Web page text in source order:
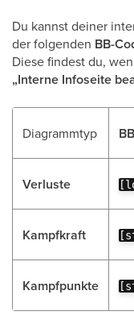
Du kannst deiner
der folgenden BB-
Diese findest du,
„Interne Infoseite
Diagrammtyp
Verluste
Kampfkraft
Kampfpunkte